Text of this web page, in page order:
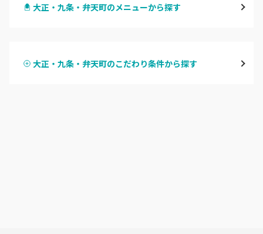
心斎橋・南船場・アメ村
大正・九条・弁天町のメニューから探す
ハンドスカルプ
大正・九条・弁天町のこだわり条件から探す